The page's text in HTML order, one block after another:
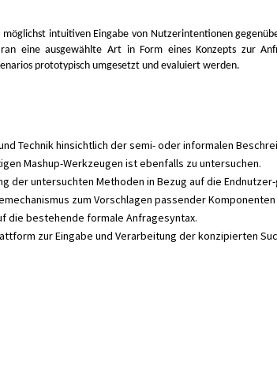
intuitiven Eingabe von Nutzerintentionen
eine ausgewählte Art in Form eines Konzepts zur
prototypisch umgesetzt und evaluiert werden.
Technik hinsichtlich der semi- oder informalen
Mashup-Werkzeugen ist ebenfalls zu untersuchen.
der untersuchten Methoden in Bezug auf die
zum Vorschlagen passender
die bestehende formale Anfragesyntax.
zur Eingabe und Verarbeitung der konzipierten